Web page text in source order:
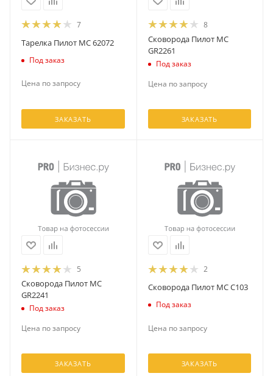
7
Тарелка Пилот МС 62072
Под заказ
Цена по запросу
ЗАКАЗАТЬ
8
Сковорода Пилот МС
GR2261
Под заказ
Цена по запросу
ЗАКАЗАТЬ
5
Сковорода Пилот МС
GR2241
Под заказ
Цена по запросу
ЗАКАЗАТЬ
2
Сковорода Пилот МС С103
Под заказ
Цена по запросу
ЗАКАЗАТЬ